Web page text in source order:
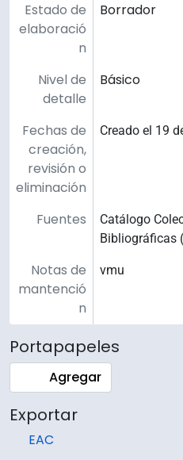
Estado de
elaboració
n
Borrador
Nivel de
detalle
Básico
Fechas de
creación,
revisión o
eliminación
Creado el 19
Fuentes
Catálogo
Bibliográficas
Notas de
mantenció
n
vmu
Portapapeles
Agregar
Exportar
EAC